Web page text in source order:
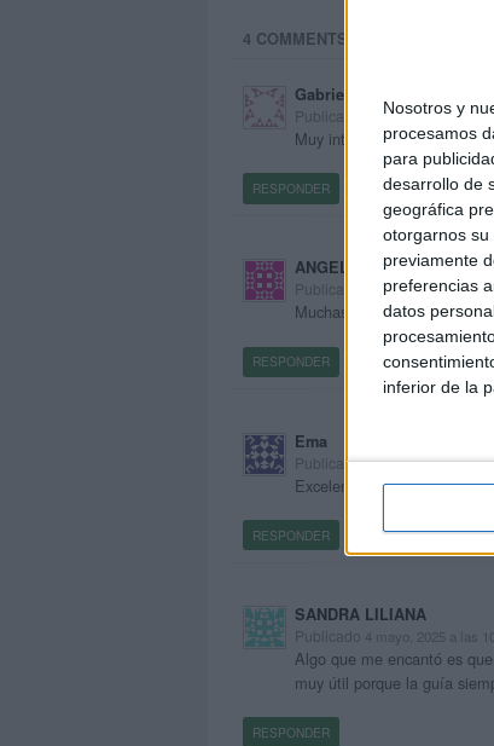
Nosotros y
procesamos
para
desarrollo de
geográfica
otorgarnos su
previamente
preferencias
datos
inferior de la
4 COMMENTS
Gabriela
Publicado 6 octubre, 2019 a
Muy interesante
RESPONDER
ANGELA
Publicado 7 octubre, 2019 a
Muchas gracias por el
RESPONDER
Ema
Publicado15 octubre, 2019 a
Excelente. Gracias
RESPONDER
SANDRA LILIANA
Publicado 4 mayo, 2025 a las
Algo que me encantó es
muy útil porque la guía
RESPONDER